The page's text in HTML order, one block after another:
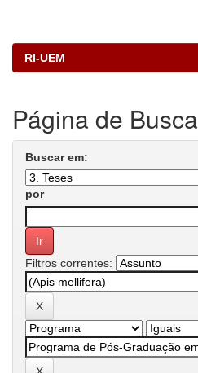
RI-UEM
Página de Busca
Buscar em:
por
Filtros correntes: